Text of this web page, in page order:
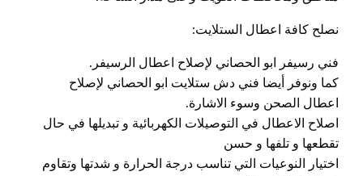
نصلح كافة اعطال الستلايت:
فني رسيفر ابو الحصاني لإصلاح اعطال الرسيفر.
كما ونوفر أيضا فني دش ستلايت ابو الحصاني لإصلاح
اعطال الصحن وسوء الاشارة.
اصلاح الاعطال في التوصيلات الكهربائية و تبديلها في حال
تقطعها و تلفها و حسن
اختيار النوعيات التي تناسب درجة الحرارة و شدتها وتقاوم